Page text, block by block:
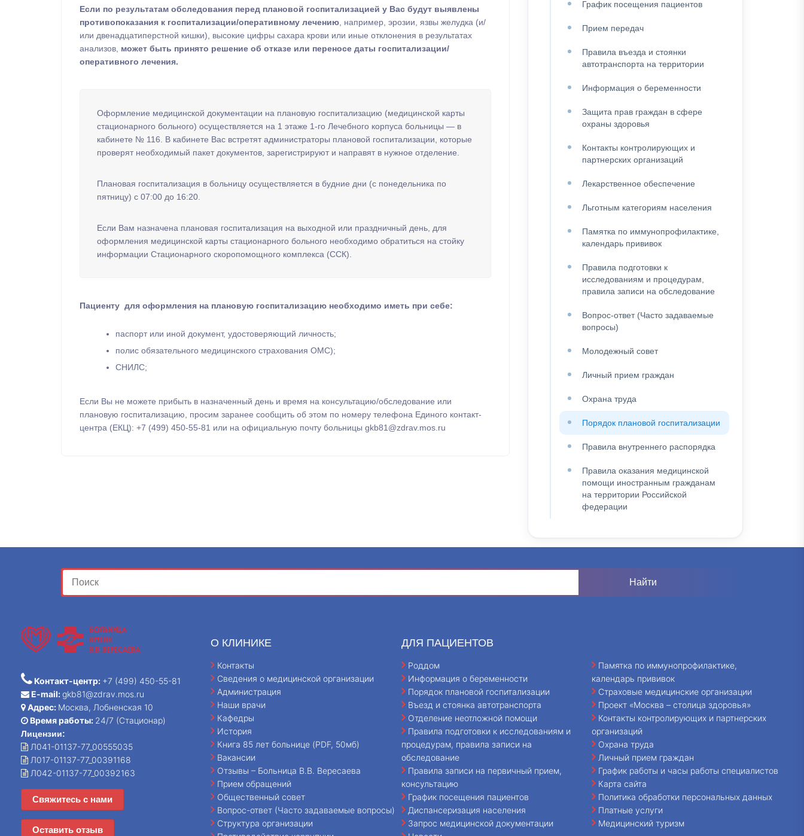
Если по результатам обследования перед плановой госпитализацией у Вас будут выявлены
противопоказания к госпитализации/оперативному лечению , например, эрозии, язвы желудка (и/
или двенадцатиперстной кишки), высокие цифры сахара крови или иные отклонения в результатах
анализов, может быть принято решение об отказе или переносе даты госпитализации/
оперативного лечения.
Оформление медицинской документации на плановую госпитализацию (медицинской карты
стационарного больного) осуществляется на 1 этаже 1-го Лечебного корпуса больницы — в
кабинете № 116. В кабинете Вас встретят администраторы плановой госпитализации, которые
проверят необходимый пакет документов, зарегистрируют и направят в нужное отделение.
Плановая госпитализация в больницу осуществляется в будние дни (с понедельника по
пятницу) с 07:00 до 16:20.
Если Вам назначена плановая госпитализация на выходной или праздничный день, для
оформления медицинской карты стационарного больного необходимо обратиться на стойку
информации Стационарного скоропомощного комплекса (ССК).
Пациенту для оформления на плановую госпитализацию необходимо иметь при себе:
паспорт или иной документ, удостоверяющий личность;
полис обязательного медицинского страхования ОМС);
СНИЛС;
Если Вы не можете прибыть в назначенный день и время на консультацию/обследование или
плановую госпитализацию, просим заранее сообщить об этом по номеру телефона Единого контакт-
центра (ЕКЦ): +7 (499) 450-55-81 или на официальную почту больницы gkb81@zdrav.mos.ru
График посещения пациентов
Прием передач
Правила въезда и стоянки
автотранспорта на территории
Информация о беременности
Защита прав граждан в сфере
охраны здоровья
Контакты контролирующих и
партнерских организаций
Лекарственное обеспечение
Льготным категориям населения
Памятка по иммунопрофилактике,
календарь прививок
Правила подготовки к
исследованиям и процедурам,
правила записи на обследование
Вопрос-ответ (Часто задаваемые
вопросы)
Молодежный совет
Личный прием граждан
Охрана труда
Порядок плановой госпитализации
Правила внутреннего распорядка
Правила оказания медицинской
помощи иностранным гражданам
на территории Российской
федерации
Контакт-центр: +7 (499) 450-55-81
E-mail:gkb81@zdrav.mos.ru
Адрес: Москва, Лобненская 10
Время работы: 24/7 (Стационар)
Лицензии:
Л041-01137-77_00555035
Л017-01137-77_00391168
Л042-01137-77_00392163
Свяжитесь с нами
Оставить отзыв
О КЛИНИКЕ
Контакты
Сведения о медицинской организации
Администрация
Наши врачи
Кафедры
История
Книга 85 лет больнице (PDF, 50мб)
Вакансии
Отзывы – Больница В.В. Вересаева
Прием обращений
Общественный совет
Вопрос-ответ (Часто задаваемые вопросы)
Структура организации
ДЛЯ ПАЦИЕНТОВ
Роддом
Информация о беременности
Порядок плановой госпитализации
Въезд и стоянка автотранспорта
Отделение неотложной помощи
Правила подготовки к исследованиям и
процедурам, правила записи на
обследование
Правила записи на первичный прием,
консультацию
График посещения пациентов
Диспансеризация населения
Запрос медицинской документации
Памятка по иммунопрофилактике,
календарь прививок
Страховые медицинские организации
Проект «Москва – столица здоровья»
Контакты контролирующих и партнерских
организаций
Охрана труда
Личный прием граждан
График работы и часы работы специалистов
Карта сайта
Политика обработки персональных данных
Платные услуги
Медицинский туризм